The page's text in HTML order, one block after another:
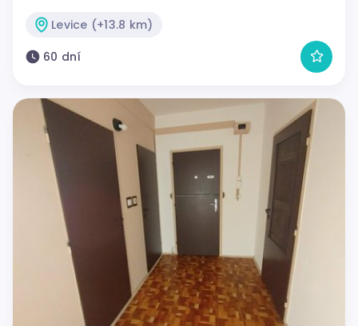
Levice (+13.8 km)
60 dní